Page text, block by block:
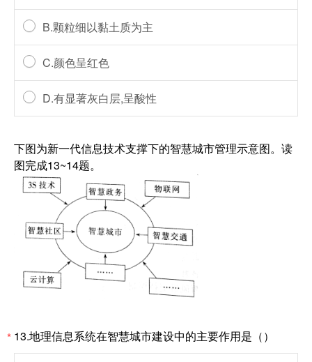
B.颗粒细以黏土质为主
C.颜色呈红色
D.有显著灰白层,呈酸性
下图为新一代信息技术支撑下的智慧城市管理示意图。读
图完成13~14题。
* 13.地理信息系统在智慧城市建设中的主要作用是（）